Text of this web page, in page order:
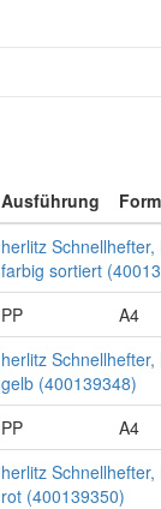
Ausführung
herlitz
farbig sortiert
PP
A4
herlitz
gelb (400139348)
PP
A4
herlitz
rot (400139350)